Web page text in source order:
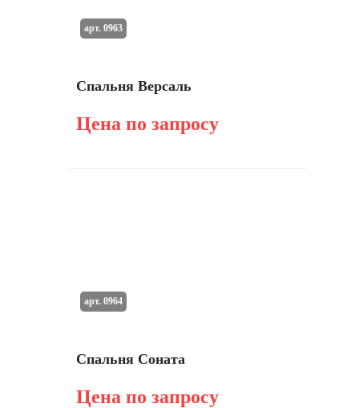
Спальня Версаль
Цена по запросу
арт. 0963
Спальня Соната
Цена по запросу
арт. 0964